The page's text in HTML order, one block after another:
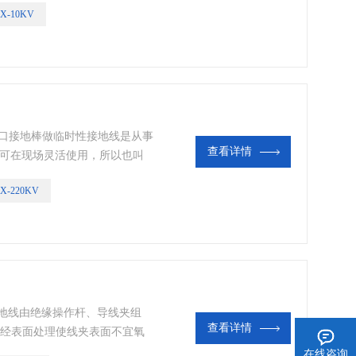
10KV
接地棒做临时性接地线是从事
在现场灵活使用，所以也叫
使用频繁且操作看似简单，
220KV
查看详情
线由绝缘操作杆、导线夹组
表面处理使线夹表面不宜氧
查看详情